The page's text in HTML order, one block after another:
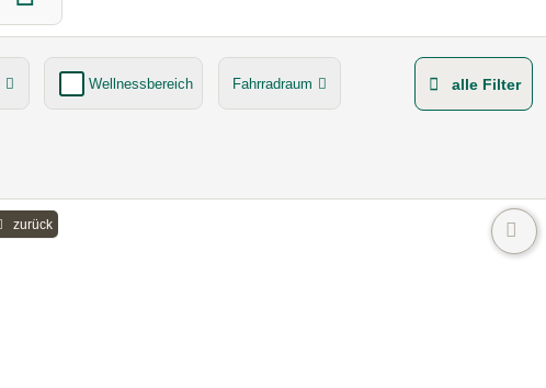
Wellnessbereich Fahrradraum alle Filter
zurück